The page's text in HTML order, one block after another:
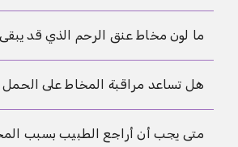
مراقبة الدورة هو النمط العام
والتوقيت.
نعم، وغالباً يكون أكثر فائدة من
المباشرة أكثر قيمة حتى لو احتاجت
دورات.
ما لون مخاط عنق الرحم الذي قد
اللون الشفاف أو الحليبي أو المائل
خاصة مع الحكة أو الألم، فتحتاج إلى
هل تساعد مراقبة المخاط على
قد تساعد على توقيت الجماع أو
متى يجب أن أراجع الطبيب بسبب